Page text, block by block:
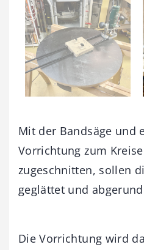
Mit der Bandsäge und
Vorrichtung zum
zugeschnitten, sollen
geglättet und
Die Vorrichtung wird